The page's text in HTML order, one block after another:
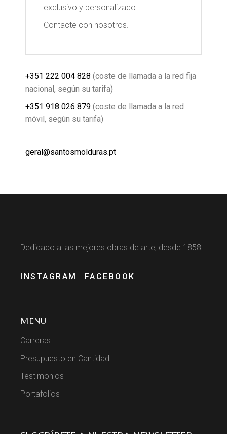
exclusivo y personalizado.
Contacte con nosotros.
+351 222 004 828 (coste de llamada a la red fija
nacional, según su tarifa)
+351 918 026 879 (coste de llamada a la red
móvil, según su tarifa)
geral@santosmolduras.pt
Dedicado a las mejores obras de arte, desde 1858.
INSTAGRAM FACEBOOK
MENU
Carreras
Presupuesto en Cantidad
Testimonios
Portafolios